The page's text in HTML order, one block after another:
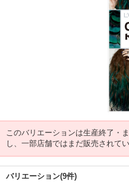
このバリエーションは生産終了・
し、一部店舗ではまだ販売されて
バリエーション(9件)